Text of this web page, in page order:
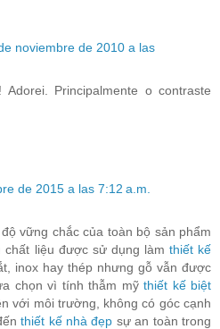
noviembre de 2010 a las
Adorei. Principalmente o contraste
de 2015 a las 7:12 a.m.
vững chắc của toàn bộ sản phẩm
chất liệu được sử dụng làm thiết kế
inox hay thép nhưng gỗ vẫn được
chọn vì tính thẫm mỹ thiết kế biệt
với môi trường, không có góc cạnh
thiết kế nhà đẹp sự an toàn trong